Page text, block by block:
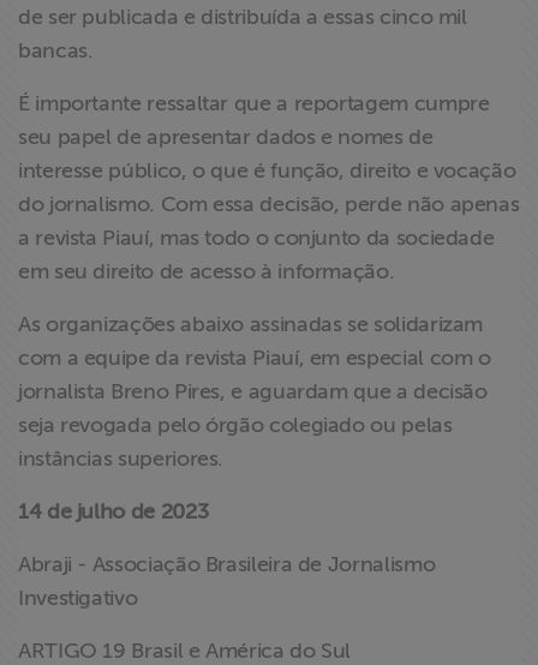
de ser publicada e distribuída a essas cinco mil
bancas.
É importante ressaltar que a reportagem cumpre
seu papel de apresentar dados e nomes de
interesse público, o que é função, direito e vocação
do jornalismo. Com essa decisão, perde não apenas
a revista Piauí, mas todo o conjunto da sociedade
em seu direito de acesso à informação.
As organizações abaixo assinadas se solidarizam
com a equipe da revista Piauí, em especial com o
jornalista Breno Pires, e aguardam que a decisão
seja revogada pelo órgão colegiado ou pelas
instâncias superiores.
14 de julho de 2023
Abraji - Associação Brasileira de Jornalismo
Investigativo
ARTIGO 19 Brasil e América do Sul